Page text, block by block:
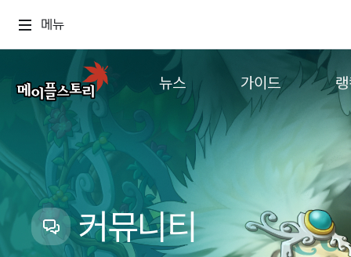
메뉴
뉴스
업데이트
이벤트
캐시샵 공지
메이플 알림판
with maple
가이드
추가정보
컨텐
커뮤니티